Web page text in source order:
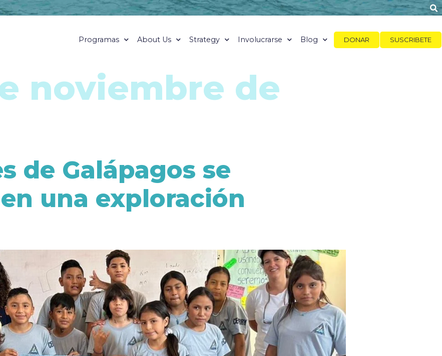
Programas About Us Strategy Involucrarse Blog DONAR SUSCRIBETE
noviembre de
de Galápagos se
una exploración